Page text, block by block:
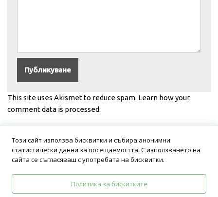
This site uses Akismet to reduce spam. Learn how your
comment data is processed.
Политика на поверителност Общи условия
Този сайт използва бисквитки и събира анонимни
статистически данни за посещаемостта. С използването на
сайта се съгласяваш с употребата на бисквитки.
Политика за бискитките